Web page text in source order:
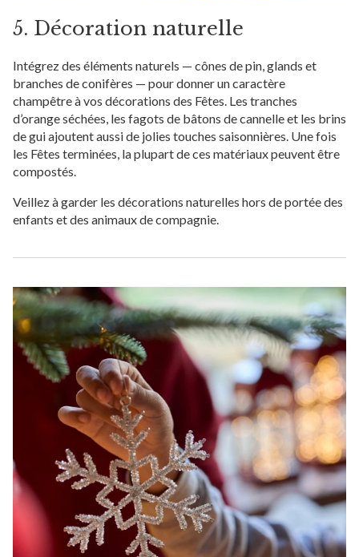
5. Décoration naturelle
Intégrez des éléments naturels — cônes de pin, glands et
branches de conifères — pour donner un caractère
champêtre à vos décorations des Fêtes. Les tranches
d’orange séchées, les fagots de bâtons de cannelle et les brins
de gui ajoutent aussi de jolies touches saisonnières. Une fois
les Fêtes terminées, la plupart de ces matériaux peuvent être
compostés.
Veillez à garder les décorations naturelles hors de portée des
enfants et des animaux de compagnie.